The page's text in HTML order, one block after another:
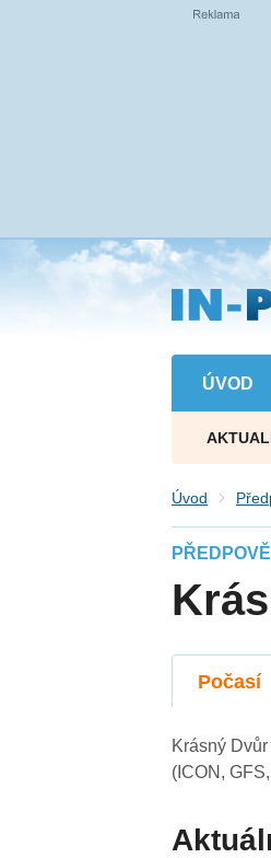
Přejít
na
hlavní
obsah
ÚVOD
Úvod
Počasí
Krásný
(ICON,